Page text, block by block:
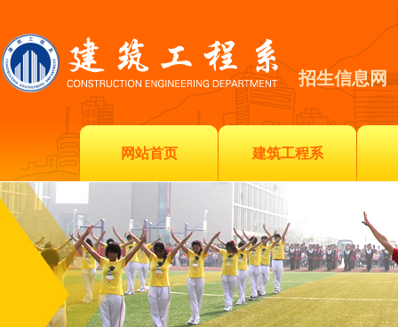
招生信息网
网站首页 建筑工程系